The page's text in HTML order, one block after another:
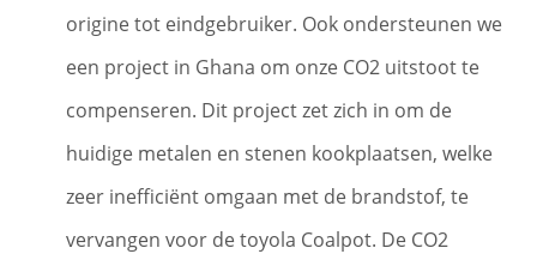
origine tot eindgebruiker. Ook ondersteunen we
een project in Ghana om onze CO2 uitstoot te
compenseren. Dit project zet zich in om de
huidige metalen en stenen kookplaatsen, welke
zeer inefficiënt omgaan met de brandstof, te
vervangen voor de toyola Coalpot. De CO2